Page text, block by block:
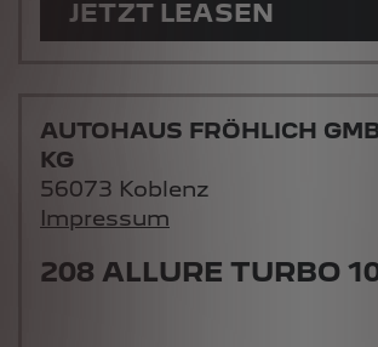
208 ALLURE TURBO
AUTOHAUS FRÖHLICH
KG
56073 Koblenz
Impressum